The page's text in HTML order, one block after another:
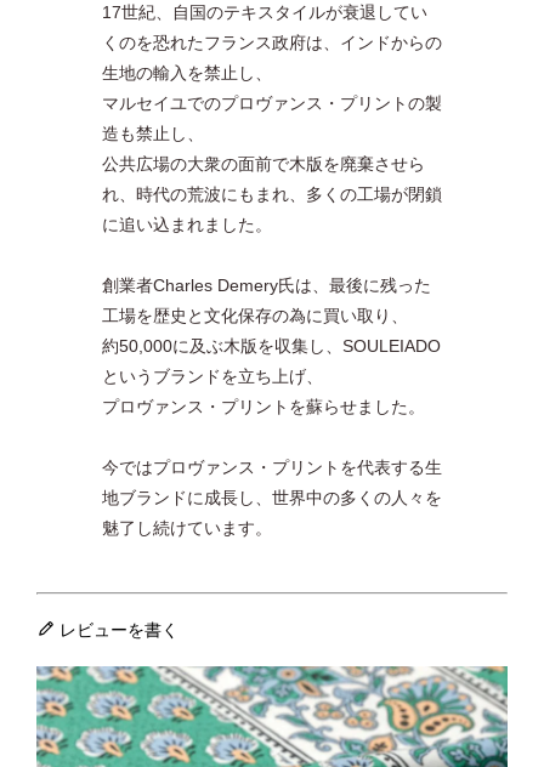
17世紀、自国のテキスタイルが衰退してい
くのを恐れたフランス政府は、インドからの
生地の輸入を禁止し、
マルセイユでのプロヴァンス・プリントの製
造も禁止し、
公共広場の大衆の面前で木版を廃棄させら
れ、時代の荒波にもまれ、多くの工場が閉鎖
に追い込まれました。
創業者Charles Demery氏は、最後に残った
工場を歴史と文化保存の為に買い取り、
約50,000に及ぶ木版を収集し、SOULEIADO
というブランドを立ち上げ、
プロヴァンス・プリントを蘇らせました。
今ではプロヴァンス・プリントを代表する生
地ブランドに成長し、世界中の多くの人々を
魅了し続けています。
レビューを書く